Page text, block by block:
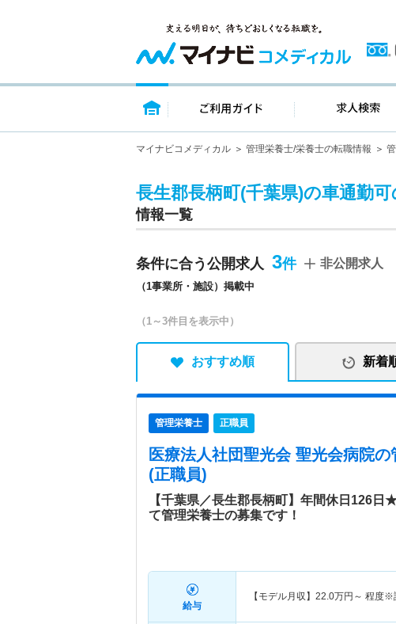
トップページ ご利用ガイド
マイナビコメディカル 管理栄養士/栄養士の転職情報
長生郡長柄町(千葉県)の車通勤
情報一覧
条件に合う公開求人 3
（1事業所・施設）掲載中
非公開求人
（1～3件目を表示中）
おすすめ順 新着
管理栄養士 正職員
医療法人社団聖光会 聖光会病院の
(正職員)
【千葉県／長生郡長柄町】年間休日126日
て管理栄養士の募集です！
給与
【モデル月収】 22.0万円～ 程度※